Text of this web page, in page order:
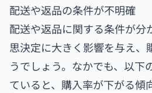
配送や返品の条件が不明確
配送や返品に関する条件が分
思決定に大きく影響を与え、
うでしょう。なかでも、以下
ていると、購入率が下がる傾